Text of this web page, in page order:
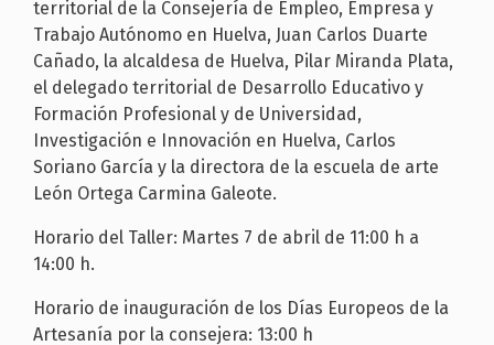
territorial de la Consejería de Empleo, Empresa y
Trabajo Autónomo en Huelva, Juan Carlos Duarte
Cañado, la alcaldesa de Huelva, Pilar Miranda Plata,
el delegado territorial de Desarrollo Educativo y
Formación Profesional y de Universidad,
Investigación e Innovación en Huelva, Carlos
Soriano García y la directora de la escuela de arte
León Ortega Carmina Galeote.
Horario del Taller: Martes 7 de abril de 11:00 h a
14:00 h.
Horario de inauguración de los Días Europeos de la
Artesanía por la consejera: 13:00 h